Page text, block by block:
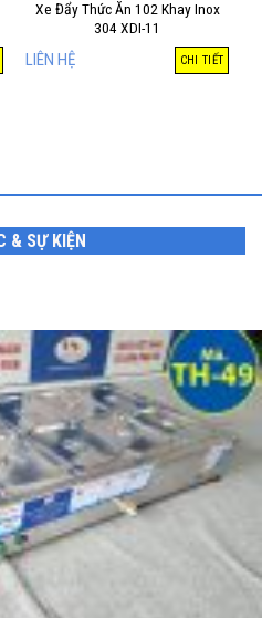
Xe Đẩy Thức Ăn 102 Khay Inox
304 XDI-11
LIÊN HỆ CHI TIẾT
& SỰ KIỆN